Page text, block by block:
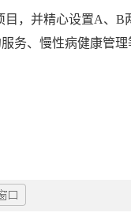
，并精心设置A、B
务、慢性病健康管理